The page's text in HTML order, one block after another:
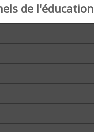
de l'éducation